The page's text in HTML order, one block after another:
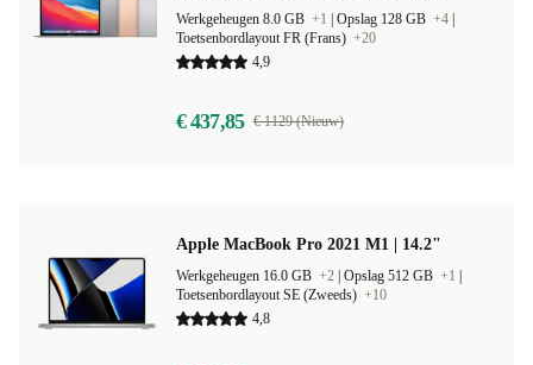
Werkgeheugen 8.0 GB +1 Opslag 128 GB +4
Toetsenbordlayout FR (Frans) +20
4,9
€ 437,85 € 1129 (Nieuw)
Apple MacBook Pro 2021 M1 | 14.2"
Werkgeheugen 16.0 GB +2 Opslag 512 GB +1
Toetsenbordlayout SE (Zweeds) +10
4,8